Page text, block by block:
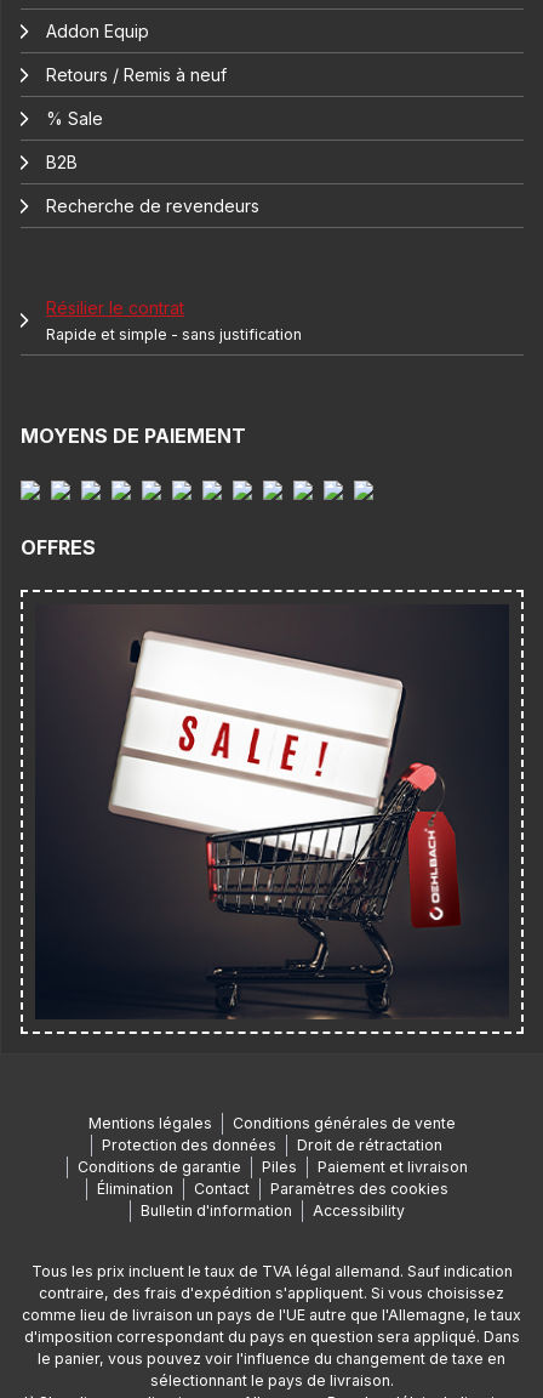
Addon Equip
Retours / Remis à neuf
% Sale
B2B
Recherche de revendeurs
Résilier le contrat
Rapide et simple - sans justification
MOYENS DE PAIEMENT
OFFRES
Mentions légales
Conditions générales de vente
Protection des données
Droit de rétractation
Conditions de garantie
Piles
Paiement et livraison
Élimination
Contact
Paramètres des cookies
Bulletin d'information
Accessibility
Tous les prix incluent le taux de TVA légal allemand. Sauf indication
contraire, des frais d'expédition s'appliquent. Si vous choisissez
comme lieu de livraison un pays de l'UE autre que l'Allemagne, le taux
d'imposition correspondant du pays en question sera appliqué. Dans
le panier, vous pouvez voir l'influence du changement de taxe en
sélectionnant le pays de livraison.